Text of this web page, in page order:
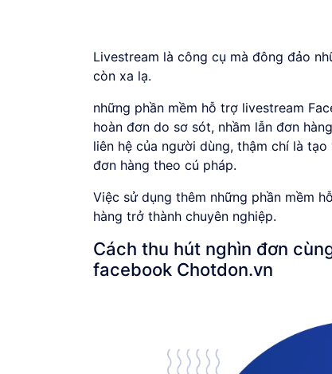
Livestream là công cụ mà đông đảo
còn xa lạ.
những phần mềm hỗ trợ livestream
hoàn đơn do sơ sót, nhầm lẫn đơn
liên hệ của người dùng, thậm chí là
đơn hàng theo cú pháp.
Việc sử dụng thêm những phần mềm
hàng trở thành chuyên nghiệp.
Cách thu hút nghìn đơn
facebook Chotdon.vn